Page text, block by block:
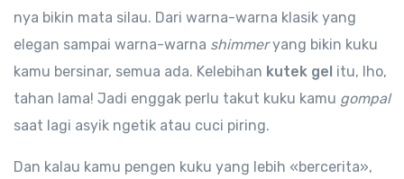
nya bikin mata silau. Dari warna-warna klasik yang
elegan sampai warna-warna shimmeryang bikin kuku
kamu bersinar, semua ada. Kelebihan kutek gel itu, lho,
tahan lama! Jadi enggak perlu takut kuku kamu gompal
saat lagi asyik ngetik atau cuci piring.
Dan kalau kamu pengen kuku yang lebih «bercerita»,